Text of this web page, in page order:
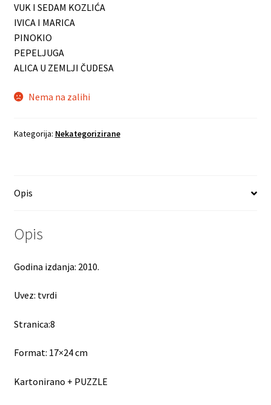
VUK I SEDAM KOZLIĆA
IVICA I MARICA
PINOKIO
PEPELJUGA
ALICA U ZEMLJI ČUDESA
Nema na zalihi
Kategorija: Nekategorizirane
Opis
Opis
Godina izdanja: 2010.
Uvez: tvrdi
Stranica:8
Format: 17×24 cm
Kartonirano + PUZZLE